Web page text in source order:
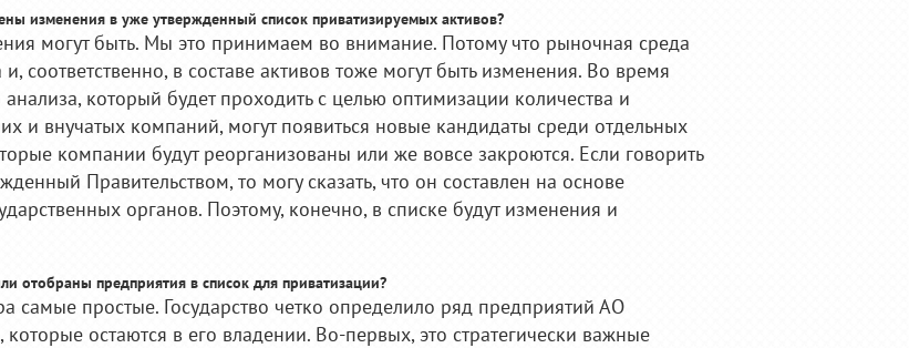
изменения в уже утвержденный список приватизируемых активов?
могут быть. Мы это принимаем во внимание. Потому что рыночная среда
соответственно, в составе активов тоже могут быть изменения. Во время
который будет проходить с целью оптимизации количества и
и внучатых компаний, могут появиться новые кандидаты среди отдельных
компании будут реорганизованы или же вовсе закроются. Если говорить
Правительством, то могу сказать, что он составлен на основе
органов. Поэтому, конечно, в списке будут изменения и
отобраны предприятия в список для приватизации?
самые простые. Государство четко определило ряд предприятий АО
остаются в его владении. Во-первых, это стратегически важные